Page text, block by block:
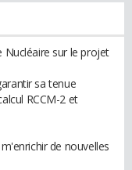
Nucléaire sur le projet
sa tenue
RCCM-2 et
de nouvelles